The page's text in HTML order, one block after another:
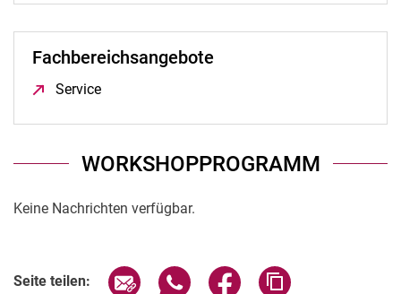
Fachbereichsangebote
Service
WORKSHOPPROGRAMM
Keine Nachrichten verfügbar.
Seite teilen: Seite über E-Mail teilen
Seite über WhatsApp teilen
Seite über Facebook